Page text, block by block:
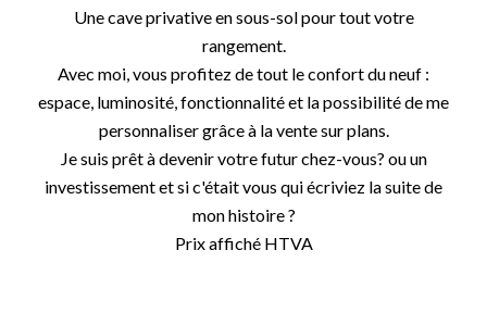
Une cave privative en sous-sol pour tout votre
rangement.
Avec moi, vous profitez de tout le confort du neuf :
espace, luminosité, fonctionnalité et la possibilité de me
personnaliser grâce à la vente sur plans.
Je suis prêt à devenir votre futur chez-vous? ou un
investissement et si c'était vous qui écriviez la suite de
mon histoire ?
Prix affiché HTVA